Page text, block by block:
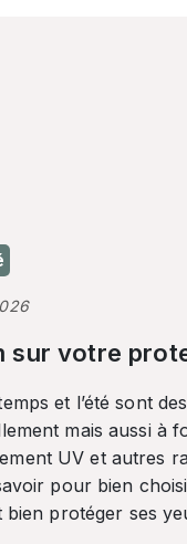
sur votre
et l’été sont
mais aussi à
UV et autres
pour bien
bien protéger ses